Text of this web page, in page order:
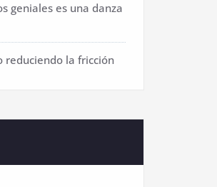
geniales es una danza
reduciendo la fricción